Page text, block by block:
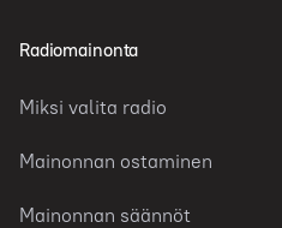
Radiomainonta
Miksi valita radio
Mainonnan ostaminen
Mainonnan säännöt